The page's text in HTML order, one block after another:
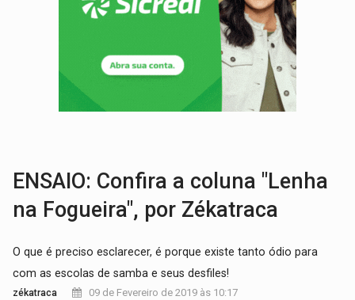
PREVISÃO:Porto Velho tem chances de chuvas isoladas nesta
Assembleia Geral delibera greve da educação
PROCESSO SELETIVO: Rondoniaovivo abre oficina de Comunicação com
AGOSTO LILÁS: MPRO lança de portal e promove reflexão sobre trajetória da
ENSAIO: Confira a coluna "Lenha
na Fogueira", por Zékatraca
O que é preciso esclarecer, é porque existe tanto ódio para
com as escolas de samba e seus desfiles!
zékatraca 09 de Fevereiro de 2019 às 10:17